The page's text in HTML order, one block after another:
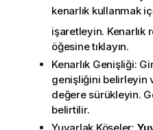
kenarlık kullanmak
işaretleyin. Kenarlık
öğesine tıklayın.
Kenarlık Genişliği:
genişliğini belirleyin
değere sürükleyin.
belirtilir.